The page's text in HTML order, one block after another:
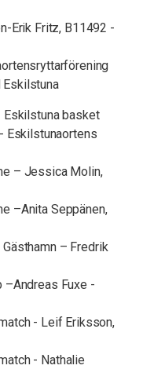
Erik Fritz, B11492 -
Eskilstuna
Eskilstuna basket
Eskilstunaortens
– Jessica Molin,
–Anita Seppänen,
– Fredrik
–Andreas Fuxe -
- Leif Eriksson,
- Nathalie